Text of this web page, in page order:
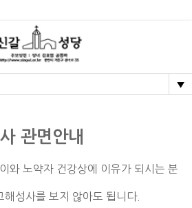
▼
관면안내
와 노약자 건강상에 이유가 되시는 분
성사를 보지 않아도 됩니다.